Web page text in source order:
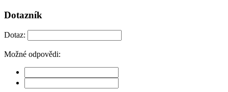
Dotazník
Dotaz:
Možné odpovědi: